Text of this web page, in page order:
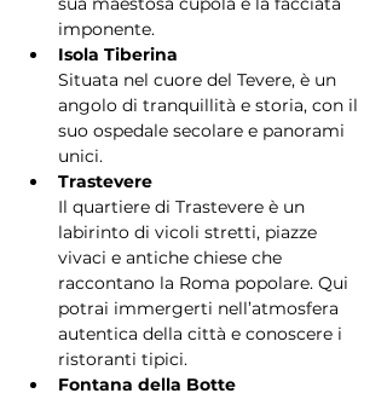
imponente.
Isola Tiberina
Situata nel cuore del Tevere, è un
angolo di tranquillità e storia, con il
suo ospedale secolare e panorami
unici.
Trastevere
Il quartiere di Trastevere è un
labirinto di vicoli stretti, piazze
vivaci e antiche chiese che
raccontano la Roma popolare. Qui
potrai immergerti nell’atmosfera
autentica della città e conoscere i
ristoranti tipici.
Fontana della Botte